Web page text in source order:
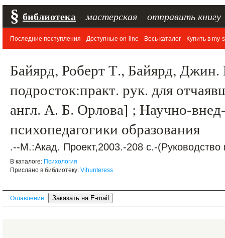
§ библиотека мастерская отправить книгу
Последние поступления Доступные on-line Весь каталог Купить в my-
Байярд, Роберт Т., Байярд,
подросток:практ. рук. для
англ. А. Б. Орлова] ; Научно-
психопедагогики образования
.--М.:Акад. Проект,2003.-208 с.-(Руководство
В каталоге: Психология
Прислано в библиотеку: Vihunteress
Оглавление